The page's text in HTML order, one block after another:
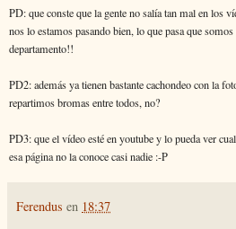
PD: que conste que la gente no salía tan mal en los
nos lo estamos pasando bien, lo que pasa que
departamento!!
PD2: además ya tienen bastante cachondeo con la
repartimos bromas entre todos, no?
PD3: que el vídeo esté en youtube y lo pueda ver
esa página no la conoce casi nadie :-P
Ferendus en 18:37